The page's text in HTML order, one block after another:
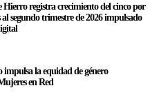
Hierro registra crecimiento del cinco por
al segundo trimestre de 2026 impulsado
impulsa la equidad de género
en Red